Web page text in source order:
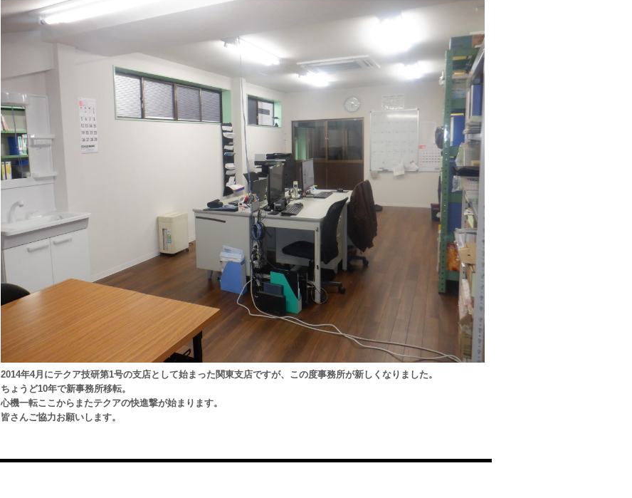
2014年4月にテクア技研第1号の支店として始まった関東支店ですが、この度事務所が新しくなりました。
ちょうど10年で新事務所移転。
心機一転ここからまたテクアの快進撃が始まります。
皆さんご協力お願いします。